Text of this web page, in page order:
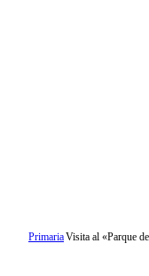
PrimariaVisita al «Parque